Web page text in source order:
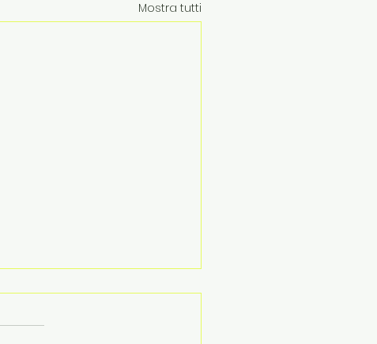
Mostra tutti